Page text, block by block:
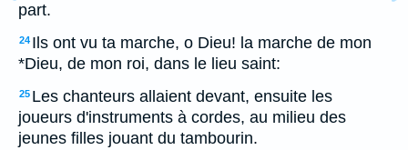
part.
24 Ils ont vu ta marche, o Dieu! la marche de mon
*Dieu, de mon roi, dans le lieu saint:
25 Les chanteurs allaient devant, ensuite les
joueurs d'instruments à cordes, au milieu des
jeunes filles jouant du tambourin.